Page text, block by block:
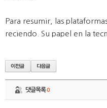
Para resumir, las
reciendo. Su papel en la
댓글목록0